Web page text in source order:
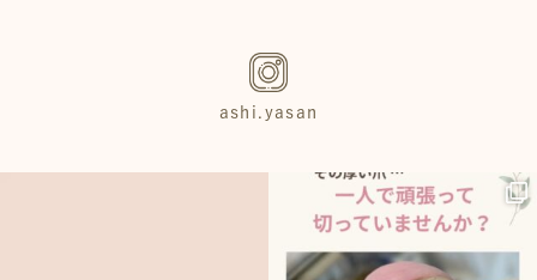
ashi.yasan